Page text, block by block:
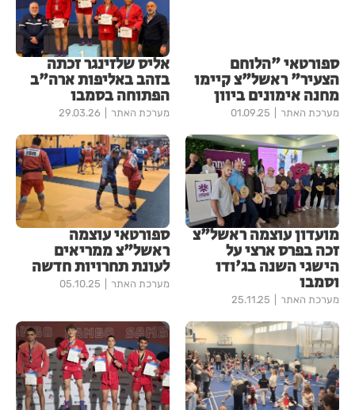
ספורטאי "הלוחם
הצעיר" ראשל"צ קיימו
מחנה אימונים ביוון
מערכת האתר 01.09.25
אליס שלזינגר זכתה
בזהב באליפות ארה"ב
הפתוחה בסמבו
מערכת האתר 29.03.26
מועדון עוצמה ראשל"צ
זכה בפרס ארצי על
הישגי השנה בג'ודו
וסמבו
מערכת האתר 25.11.25
ספורטאי עוצמה
ראשל"צ ממריאים
לעונת תחרויות חדשה
מערכת האתר 05.10.25